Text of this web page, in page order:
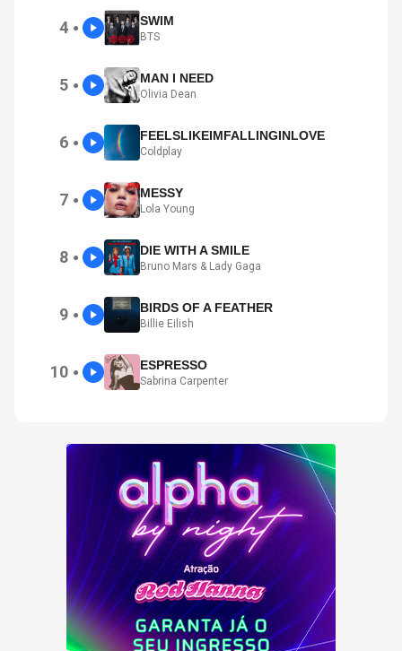
4 ● SWIM
BTS
5 ● MAN I NEED
Olivia Dean
6 ● FEELSLIKEIMFALLINGINLOVE
Coldplay
7 ● MESSY
Lola Young
8 ● DIE WITH A SMILE
Bruno Mars & Lady Gaga
9 ● BIRDS OF A FEATHER
Billie Eilish
10 ● ESPRESSO
Sabrina Carpenter